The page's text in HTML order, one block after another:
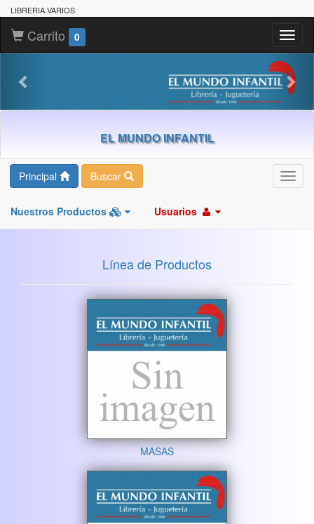
LIBRERIA VARIOS
Carrito 0
EL MUNDO INFANTIL
Principal Buscar
Nuestros Productos Usuarios
Línea de Productos
MASAS